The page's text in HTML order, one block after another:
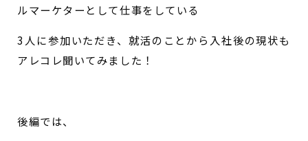
ルマーケターとして仕事をしている
3人に参加いただき、就活のことから入社後の現状も
アレコレ聞いてみました！
後編では、